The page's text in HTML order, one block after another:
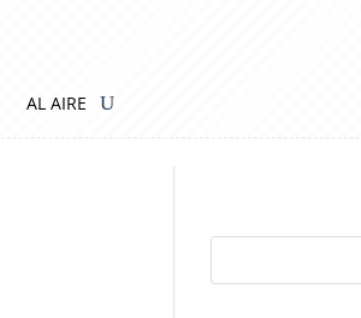
AL AIRE